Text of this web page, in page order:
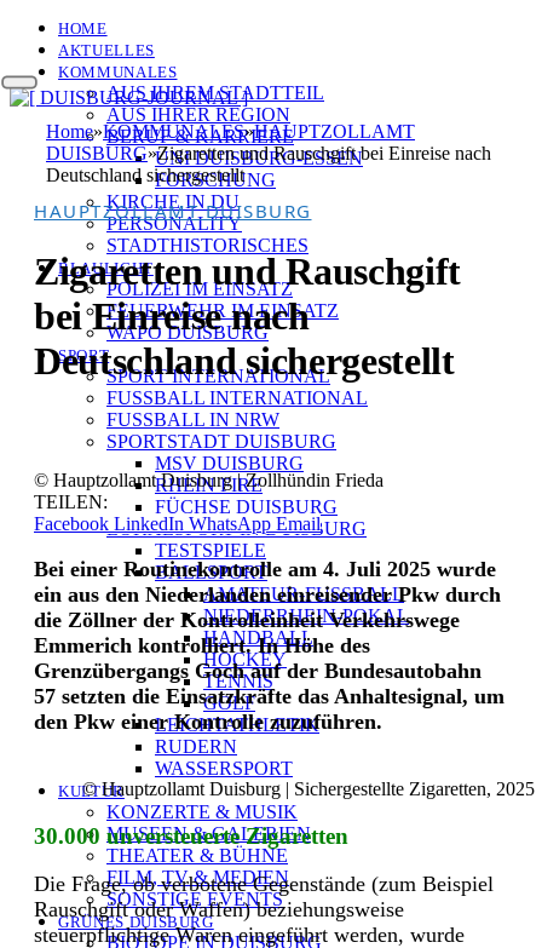
HOME
AKTUELLES
KOMMUNALES
AUS IHREM STADTTEIL
AUS IHRER REGION
BERUF & KARRIERE
UNI DUISBURG-ESSEN
FORSCHUNG
KIRCHE IN DU
PERSONALITY
STADTHISTORISCHES
BLAULICHT
POLIZEI IM EINSATZ
FEUERWEHR IM EINSATZ
WAPO DUISBURG
SPORT
SPORT INTERNATIONAL
FUSSBALL INTERNATIONAL
FUSSBALL IN NRW
SPORTSTADT DUISBURG
MSV DUISBURG
RHEIN FIRE
FÜCHSE DUISBURG
LOKALSPORT IN DUISBURG
TESTSPIELE
BALLSPORT
AMATEUR-FUSSBALL
NIEDERRHEIN-POKAL
HANDBALL
HOCKEY
TENNIS
GOLF
LEICHTATHLETIK
RUDERN
WASSERSPORT
KULTUR
KONZERTE & MUSIK
MUSEEN & GALERIEN
THEATER & BÜHNE
FILM, TV & MEDIEN
SONSTIGE EVENTS
GRÜNES DUISBURG
BIOTOPE IN DUISBURG
Home»KOMMUNALES»HAUPTZOLLAMT
DUISBURG»Zigaretten und Rauschgift bei Einreise nach
Deutschland sichergestellt
HAUPTZOLLAMT DUISBURG
Zigaretten und Rauschgift
bei Einreise nach
Deutschland sichergestellt
© Hauptzollamt Duisburg | Zollhündin Frieda
TEILEN:
Facebook LinkedIn WhatsApp Email
Bei einer Routinekontrolle am 4. Juli 2025 wurde
ein aus den Niederlanden einreisender Pkw durch
die Zöllner der Kontrolleinheit Verkehrswege
Emmerich kontrolliert. In Höhe des
Grenzübergangs Goch auf der Bundesautobahn
57 setzten die Einsatzkräfte das Anhaltesignal, um
den Pkw einer Kontrolle zuzuführen.
© Hauptzollamt Duisburg | Sichergestellte Zigaretten, 2025
30.000 unversteuerte Zigaretten
Die Frage, ob verbotene Gegenstände (zum Beispiel
Rauschgift oder Waffen) beziehungsweise
steuerpflichtige Waren eingeführt werden, wurde